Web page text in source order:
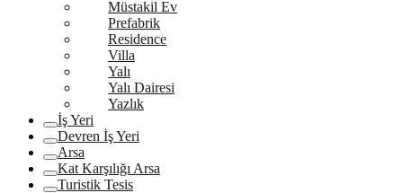
Müstakil Ev
Prefabrik
Residence
Villa
Yalı
Yalı Dairesi
Yazlık
İş Yeri
Devren İş Yeri
Arsa
Kat Karşılığı Arsa
Turistik Tesis